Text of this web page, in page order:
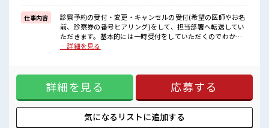
■職場の雰囲気
活気あふれる20代活躍中の職場です☆
休憩室で自分タイム！
のんびりスマホチェック♪
持ち物が多いあなたにもぴったり☆
仕事内容
診察予約の受付・変更・キャンセルの受付(希望の医師やお名
前、診察券の番号ヒアリング)をして、担当部署へ転送してい
ただきます。基本的には一時受付をしていただくのでわから
ないことは転送対応もしくはSVに聞ける環境もあります。 ■
う方もOK！ ≪自分の時間も大切≫ 残業はほとんどナシ！ 場
合によってはお願いすることもあります♪ ≪完全週休二日制
≫ 週末は家族や友人と一緒にプライベート満喫！ ≪自分に向
いている仕事が探せる≫ 困った事などがあれば、 担当がしっ
かりサポートします！ ■職場の雰囲気 活気あふれる20代活躍
中の職場です☆ 休憩室で自分タイム！ のんびりスマホチェッ
…詳細を見る
詳細を見る 応募する
気になるリストに追加する